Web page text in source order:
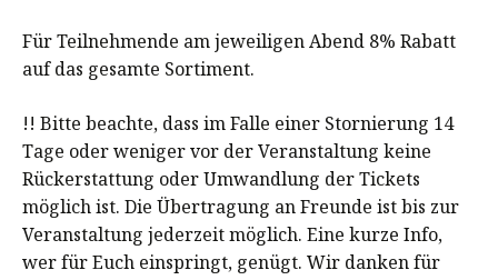
Für Teilnehmende am jeweiligen Abend 8% Rabatt
auf das gesamte Sortiment.
!! Bitte beachte, dass im Falle einer Stornierung 14
Tage oder weniger vor der Veranstaltung keine
Rückerstattung oder Umwandlung der Tickets
möglich ist. Die Übertragung an Freunde ist bis zur
Veranstaltung jederzeit möglich. Eine kurze Info,
wer für Euch einspringt, genügt. Wir danken für